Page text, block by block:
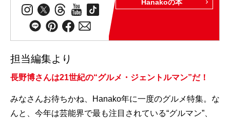
Hanakoの本
担当編集より
長野博さんは21世紀の“グルメ・ジェントルマン”だ！
みなさんお待ちかね、Hanako年に一度のグルメ特集。な
んと、今年は芸能界で最も注目されている“グルマン”、